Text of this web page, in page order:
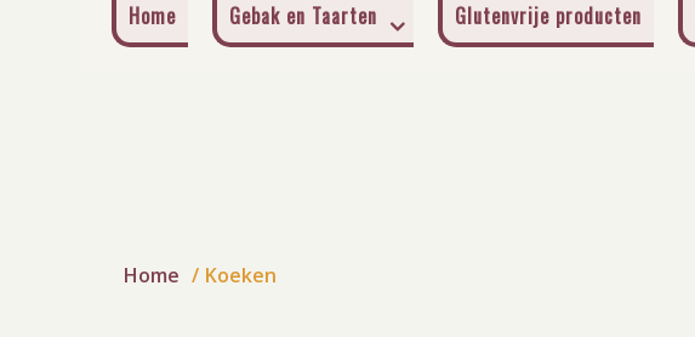
Home Gebak en Taarten Glutenvrije producten
Home Koeken